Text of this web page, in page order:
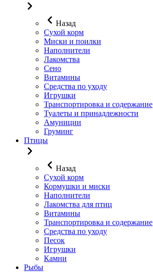
Назад
Сухой корм
Миски и поилки
Наполнители
Лакомства
Сено
Витамины
Средства по уходу
Игрушки
Транспортировка и содержание
Туалеты и принадлежности
Амуниции
Груминг
Птицы
Назад
Сухой корм
Кормушки и миски
Наполнители
Лакомства для птиц
Витамины
Транспортировка и содержание
Средства по уходу
Песок
Игрушки
Камни
Рыбы